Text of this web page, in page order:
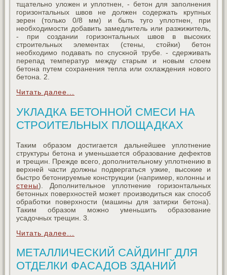
тщательно уложен и уплотнен, - бетон для заполнения
горизонтальных швов не должен содержать крупных
зерен (только 0/8 мм) и быть туго уплотнен, при
необходимости добавить замедлитель или разжижитель,
- при создании горизонтальных швов в высоких
строительных элементах (стены, стойки) бетон
необходимо подавать по спускной трубе. - сдерживать
перепад температур между старым и новым слоем
бетона путем сохранения тепла или охлаждения нового
бетона. 2.
Читать далее...
УКЛАДКА БЕТОННОЙ СМЕСИ НА
СТРОИТЕЛЬНЫХ ПЛОЩАДКАХ
Таким образом достигается дальнейшее уплотнение
структуры бетона и уменьшается образование дефектов
и трещин. Прежде всего, дополнительному уплотнению в
верхней части должны подвергаться узкие, высокие и
быстро бетонируемые конструкции (например, колонны и
стены). Дополнительное уплотнение горизонтальных
бетонных поверхностей может производиться как способ
обработки поверхности (машины для затирки бетона).
Таким образом можно уменьшить образование
усадочных трещин. 3.
Читать далее...
МЕТАЛЛИЧЕСКИЙ САЙДИНГ ДЛЯ
ОТДЕЛКИ ФАСАДОВ ЗДАНИЙ